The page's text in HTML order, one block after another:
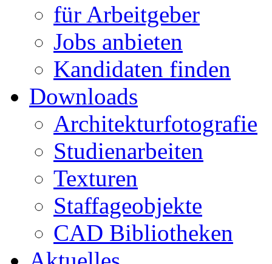
für Arbeitgeber
Jobs anbieten
Kandidaten finden
Downloads
Architekturfotografie
Studienarbeiten
Texturen
Staffageobjekte
CAD Bibliotheken